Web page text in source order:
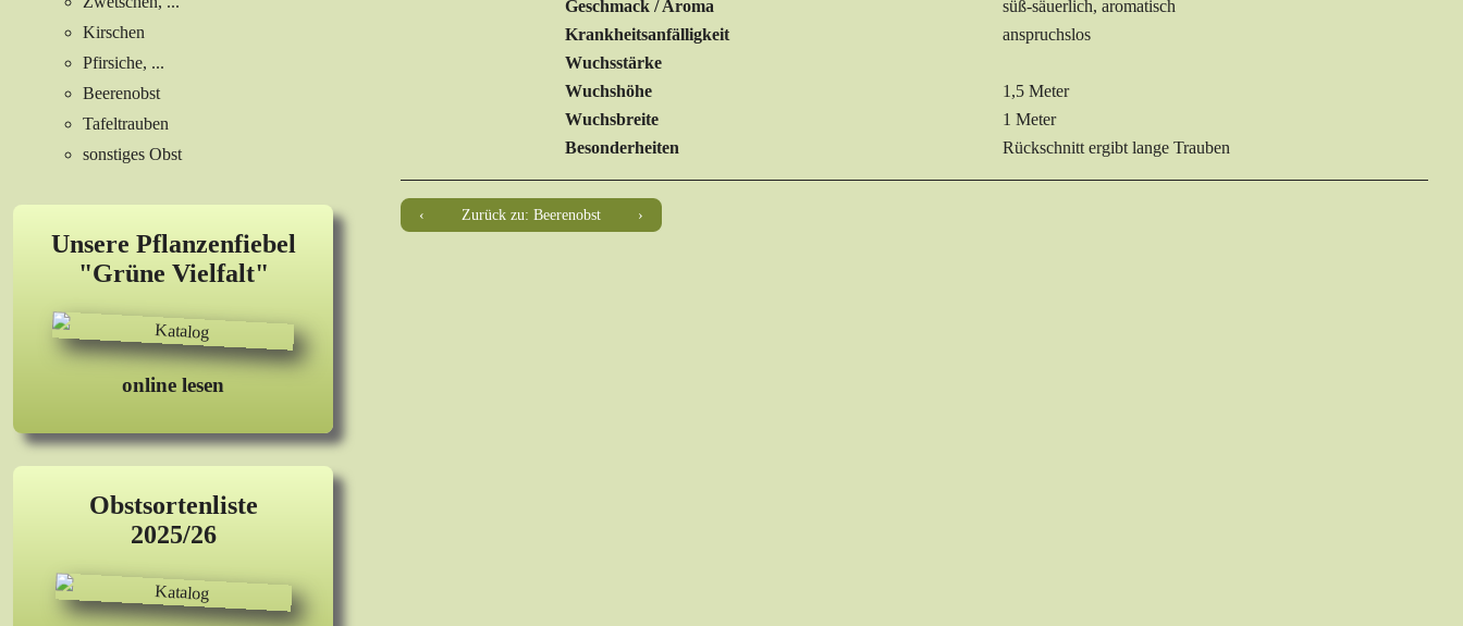
Kirschen
Pfirsiche, ...
Beerenobst
Tafeltrauben
sonstiges Obst
Unsere Pflanzenfiebel
"Grüne Vielfalt"
online lesen
Obstsortenliste
2025/26
Geschmack / Aroma
süß-säuerlich, aromatisch
Krankheitsanfälligkeit
anspruchslos
Wuchsstärke
Wuchshöhe
1,5 Meter
Wuchsbreite
1 Meter
Besonderheiten
Rückschnitt ergibt lange Trauben
Zurück zu: Beerenobst